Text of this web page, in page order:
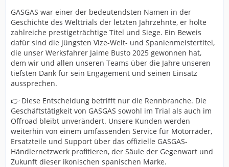
GASGAS war einer der bedeutendsten Namen in der
Geschichte des Welttrials der letzten Jahrzehnte, er holte
zahlreiche prestigeträchtige Titel und Siege. Ein Beweis
dafür sind die jüngsten Vize-Welt- und Spanienmeistertitel,
die unser Werksfahrer Jaime Busto 2025 gewonnen hat,
dem wir und allen unseren Teams über die Jahre unseren
tiefsten Dank für sein Engagement und seinen Einsatz
aussprechen.
👉 Diese Entscheidung betrifft nur die Rennbranche. Die
Geschäftstätigkeit von GASGAS sowohl im Trial als auch im
Offroad bleibt unverändert. Unsere Kunden werden
weiterhin von einem umfassenden Service für Motorräder,
Ersatzteile und Support über das offizielle GASGAS-
Händlernetzwerk profitieren, der Säule der Gegenwart und
Zukunft dieser ikonischen spanischen Marke.